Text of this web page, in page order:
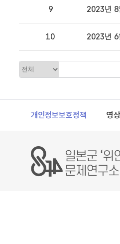
9 2023년 8
10 2023년 6
카
고
Footer
개인정보보호정책 영